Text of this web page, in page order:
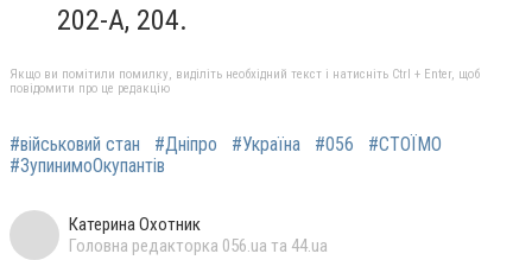
202-А, 204.
Якщо ви помітили помилку, виділіть необхідний текст і натисніть Ctrl + Enter, щоб
повідомити про це редакцію
#військовий стан #Дніпро #Україна #056
#СТОЇМО
#ЗупинимоОкупантів
Катерина Охотник
Головна редакторка 056.ua та 44.ua